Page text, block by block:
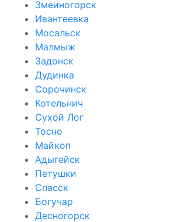
Змеиногорск
Ивантеевка
Мосальск
Малмыж
Задонск
Дудинка
Сорочинск
Котельнич
Сухой Лог
Тосно
Майкоп
Адыгейск
Петушки
Спасск
Богучар
Десногорск